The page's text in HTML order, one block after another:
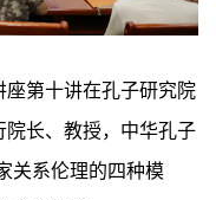
第十讲在孔子研究院
长、教授，中华孔子
关系伦理的四种模